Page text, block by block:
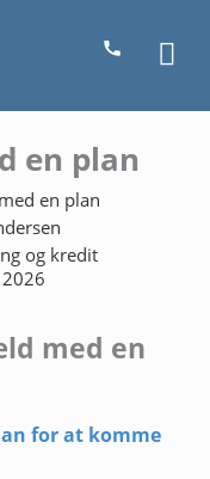
en plan
en plan
og kredit
med en
for at komme